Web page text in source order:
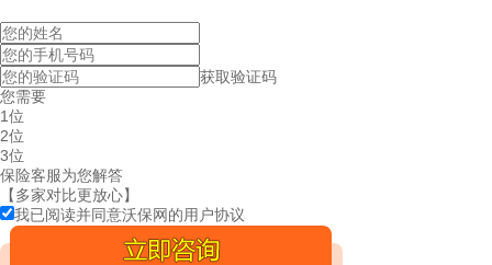
获取验证码
您需要
1位
2位
3位
保险客服为您解答
【多家对比更放心】
我已阅读并同意沃保网的用户协议